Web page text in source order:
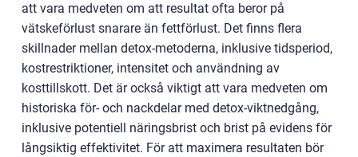
att vara medveten om att resultat ofta beror på
vätskeförlust snarare än fettförlust. Det finns flera
skillnader mellan detox-metoderna, inklusive tidsperiod,
kostrestriktioner, intensitet och användning av
kosttillskott. Det är också viktigt att vara medveten om
historiska för- och nackdelar med detox-viktnedgång,
inklusive potentiell näringsbrist och brist på evidens för
långsiktig effektivitet. För att maximera resultaten bör